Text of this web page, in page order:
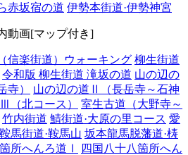
赤坂宿の道 伊勢本街道·伊勢神宮
動画[マップ付き]
信楽街道）ウォーキング 柳生街道
令和版 柳生街道 滝坂の道 山の辺の
）
山の辺の道Ⅱ（長岳寺～石神
（北コース）
室生古道（大野寺～
竹内街道 鯖街道·大原の里コース 愛
鞍馬街道·鞍馬山 坂本龍馬脱藩道·梼
所へんろ道Ⅰ
四国八十八箇所へん